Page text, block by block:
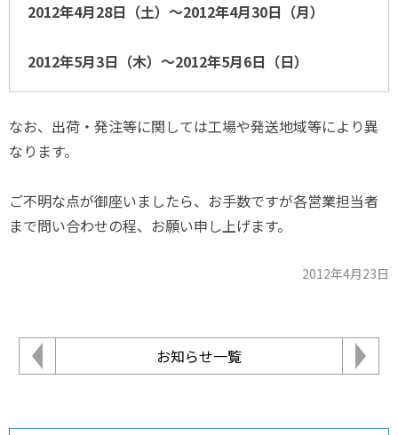
2012年4月28日（土）～2012年4月30日（月）
2012年5月3日（木）～2012年5月6日（日）
なお、出荷・発注等に関しては工場や発送地域等により異
なります。
ご不明な点が御座いましたら、お手数ですが各営業担当者
まで問い合わせの程、お願い申し上げます。
2012年4月23日
お知らせ一覧